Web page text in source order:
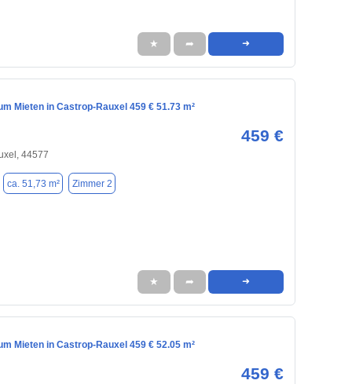
★ ➦ ➜
Mieten in Castrop-Rauxel 459 € 51.73 m²
459 €
44577
ca. 51,73 m² Zimmer 2
★ ➦ ➜
Mieten in Castrop-Rauxel 459 € 52.05 m²
459 €